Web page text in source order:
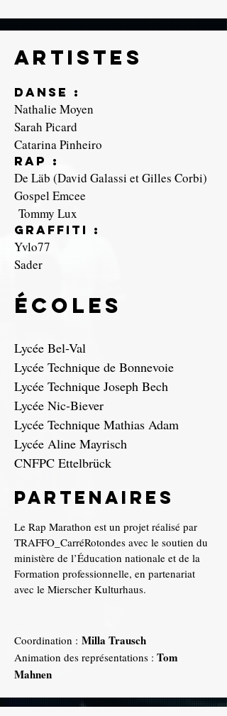
Artistes
Danse :
Nathalie Moyen
Sarah Picard
Catarina Pinheiro
Rap :
De Läb (David Galassi et Gilles Corbi)
Gospel Emcee
Tommy Lux
Graffiti :
Yvlo77
Sader
écoles
Lycée Bel-Val
Lycée Technique de Bonnevoie
Lycée Technique Joseph Bech
Lycée Nic-Biever
Lycée Technique Mathias Adam
Lycée Aline Mayrisch
CNFPC Ettelbrück
partenaires
Le Rap Marathon est un projet réalisé par
TRAFFO_CarréRotondes avec le soutien du
ministère de l’Éducation nationale et de la
Formation professionnelle, en partenariat
avec le Mierscher Kulturhaus.
Coordination : Milla Trausch
Animation des représentations : Tom
Mahnen